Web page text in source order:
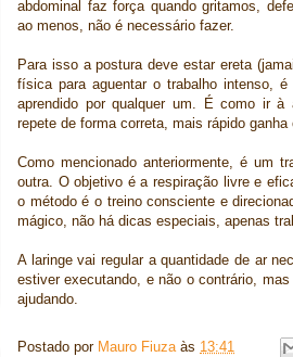
abdominal faz força quando gritamos,
ao menos, não é necessário fazer.
Para isso a postura deve estar ereta
física para aguentar o trabalho intenso,
aprendido por qualquer um. É como ir
repete de forma correta, mais rápido ganha
Como mencionado anteriormente, é um
outra. O objetivo é a respiração livre e
o método é o treino consciente e
mágico, não há dicas especiais, apenas
A laringe vai regular a quantidade de ar
estiver executando, e não o contrário,
ajudando.
Postado por Mauro Fiuza às 13:41